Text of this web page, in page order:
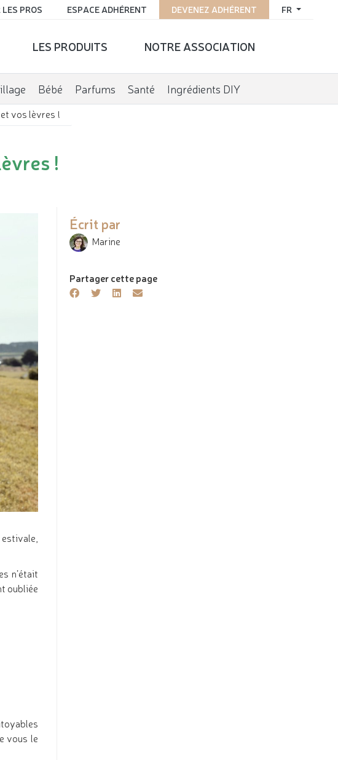
FR
DEVENEZ ADHÉRENT
ESPACE ADHÉRENT
PROS
LES PRODUITS NOTRE ASSOCIATION
Bébé Parfums Santé Ingrédients DIY
vos lèvres !
!
n’était
oubliée
vous le
Écrit par
Marine
Partager cette page